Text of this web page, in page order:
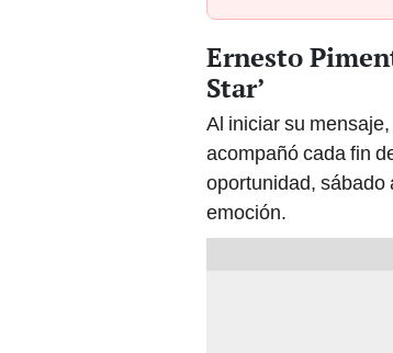
Ernesto
Star’
Al iniciar su
acompañó cada fin
oportunidad, sábado
emoción.